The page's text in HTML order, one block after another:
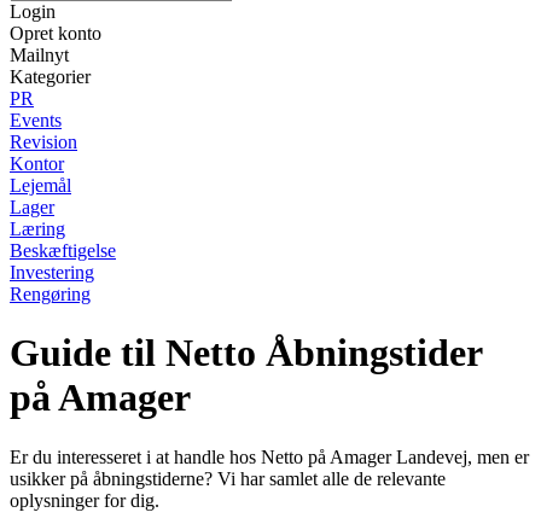
Login
Opret konto
Mailnyt
Kategorier
PR
Events
Revision
Kontor
Lejemål
Lager
Læring
Beskæftigelse
Investering
Rengøring
Guide til Netto Åbningstider
på Amager
Er du interesseret i at handle hos Netto på Amager Landevej, men er
usikker på åbningstiderne? Vi har samlet alle de relevante
oplysninger for dig.